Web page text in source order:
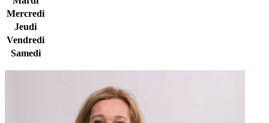
Mercredi
Jeudi
Vendredi
Samedi